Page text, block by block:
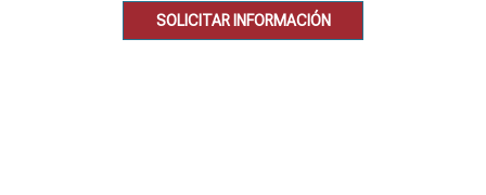
SOLICITAR INFORMACIÓN